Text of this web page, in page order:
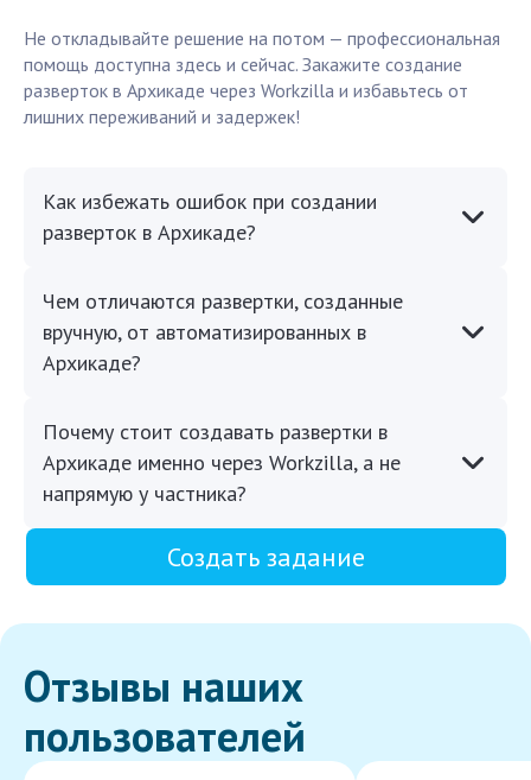
Не откладывайте решение на потом — профессиональная
помощь доступна здесь и сейчас. Закажите создание
разверток в Архикаде через Workzilla и избавьтесь от
лишних переживаний и задержек!
Как избежать ошибок при создании
разверток в Архикаде?
Чем отличаются развертки, созданные
вручную, от автоматизированных в
Архикаде?
Почему стоит создавать развертки в
Архикаде именно через Workzilla, а не
напрямую у частника?
Создать задание
Отзывы наших
пользователей